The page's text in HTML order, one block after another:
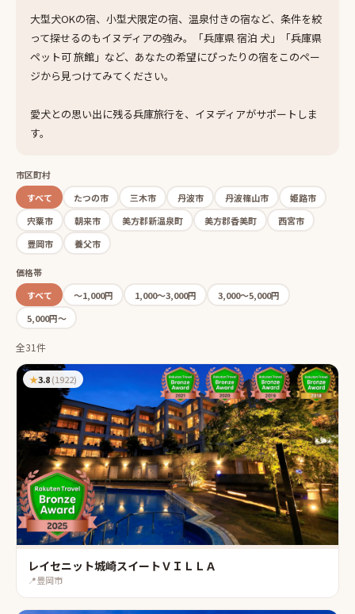
大型犬OKの宿、小型犬限定の宿、温泉付きの宿など、条件を絞
って探せるのもイヌディアの強み。「兵庫県 宿泊 犬」「兵庫県
ペット可 旅館」など、あなたの希望にぴったりの宿をこのペー
ジから見つけてみてください。
愛犬との思い出に残る兵庫旅行を、イヌディアがサポートしま
す。
市区町村
すべて
たつの市 三木市 丹波市 丹波篠山市
姫路市
宍粟市
朝来市 美方郡新温泉町 美方郡香美町
西宮市
豊岡市
養父市
価格帯
すべて
〜1,000円 1,000〜3,000円
3,000〜5,000円
5,000円〜
全31件
★3.8(1922)
レイセニット城崎スイートＶＩＬＬＡ
📍豊岡市